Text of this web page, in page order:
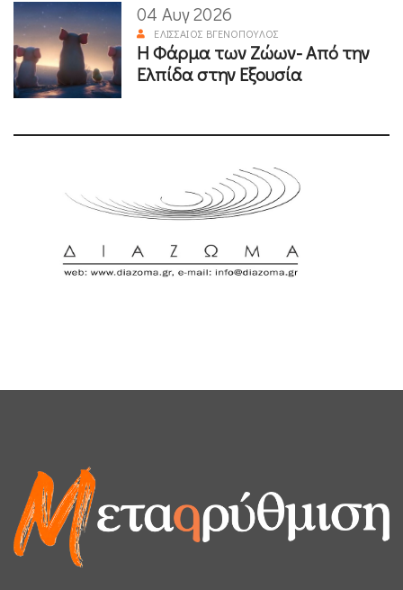
04 Αυγ 2026
ΕΛΙΣΣΑΊΟΣ ΒΓΕΝΌΠΟΥΛΟΣ
Η Φάρμα των Ζώων- Από την
Ελπίδα στην Εξουσία